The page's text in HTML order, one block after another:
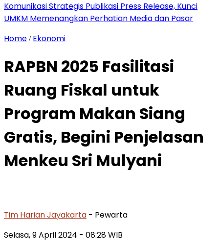
Komunikasi Strategis Publikasi Press Release, Kunci
UMKM Memenangkan Perhatian Media dan Pasar
Home / Ekonomi
RAPBN 2025 Fasilitasi
Ruang Fiskal untuk
Program Makan Siang
Gratis, Begini Penjelasan
Menkeu Sri Mulyani
Tim Harian Jayakarta - Pewarta
Selasa, 9 April 2024 - 08:28 WIB